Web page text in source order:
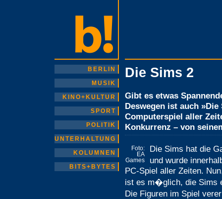
BERLIN
MUSIK
KINO+KULTUR
SPORT
POLITIK
UNTERHALTUNG
KOLUMNEN
BITS+BYTES
Die Sims 2
Gibt es etwas
Deswegen ist auch
Computerspiel aller
Konkurrenz – von
Foto:
EA
Games
Die Sims hat die
und wurde
PC-Spiel aller Zeiten.
ist es m�glich, die Sims
Die Figuren im Spiel